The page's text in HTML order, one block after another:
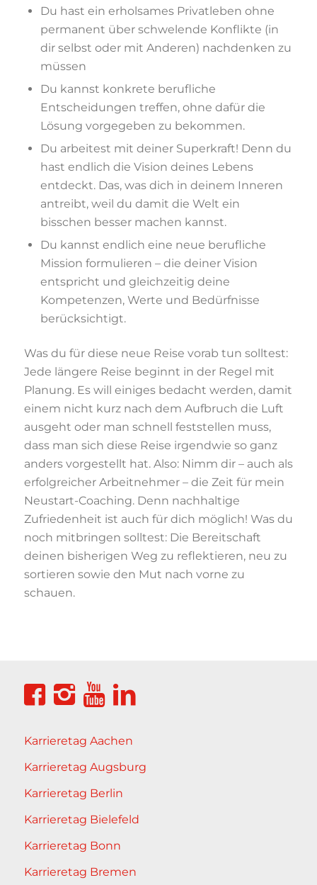
Du hast ein erholsames Privatleben ohne
permanent über schwelende Konflikte (in
dir selbst oder mit Anderen) nachdenken zu
müssen
Du kannst konkrete berufliche
Entscheidungen treffen, ohne dafür die
Lösung vorgegeben zu bekommen.
Du arbeitest mit deiner Superkraft! Denn du
hast endlich die Vision deines Lebens
entdeckt. Das, was dich in deinem Inneren
antreibt, weil du damit die Welt ein
bisschen besser machen kannst.
Du kannst endlich eine neue berufliche
Mission formulieren – die deiner Vision
entspricht und gleichzeitig deine
Kompetenzen, Werte und Bedürfnisse
berücksichtigt.
Was du für diese neue Reise vorab tun solltest:
Jede längere Reise beginnt in der Regel mit
Planung. Es will einiges bedacht werden, damit
einem nicht kurz nach dem Aufbruch die Luft
ausgeht oder man schnell feststellen muss,
dass man sich diese Reise irgendwie so ganz
anders vorgestellt hat. Also: Nimm dir – auch als
erfolgreicher Arbeitnehmer – die Zeit für mein
Neustart-Coaching. Denn nachhaltige
Zufriedenheit ist auch für dich möglich! Was du
noch mitbringen solltest: Die Bereitschaft
deinen bisherigen Weg zu reflektieren, neu zu
sortieren sowie den Mut nach vorne zu
schauen.
Karrieretag Aachen
Karrieretag Augsburg
Karrieretag Berlin
Karrieretag Bielefeld
Karrieretag Bonn
Karrieretag Bremen